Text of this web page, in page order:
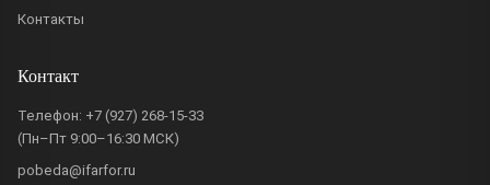
Контакты
Контакт
Телефон: +7 (927) 268-15-33
(Пн–Пт 9:00–16:30 МСК)
pobeda@ifarfor.ru